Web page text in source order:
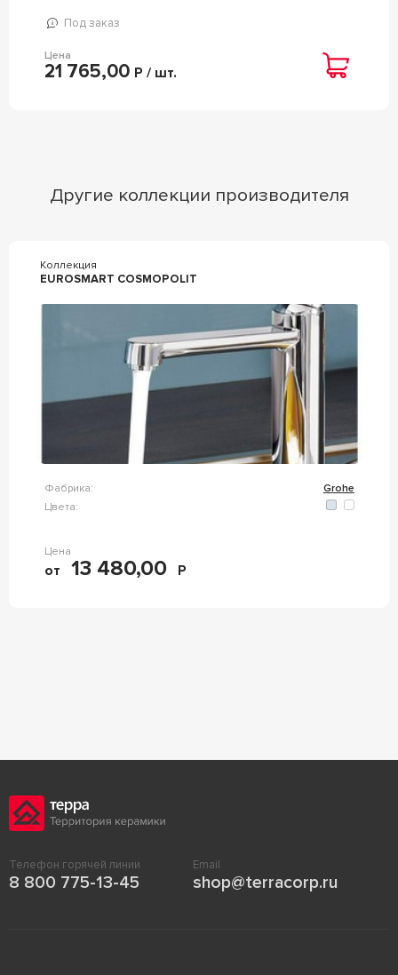
Под заказ
Цена
21 765,00 Р / шт.
Другие коллекции производителя
Коллекция
EUROSMART COSMOPOLIT
Фабрика:
Grohe
Цвета:
Цена
от 13 480,00 Р
Телефон горячей линии
8 800 775-13-45
Email
shop@terracorp.ru